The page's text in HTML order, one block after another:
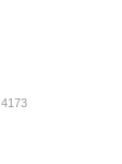
4173